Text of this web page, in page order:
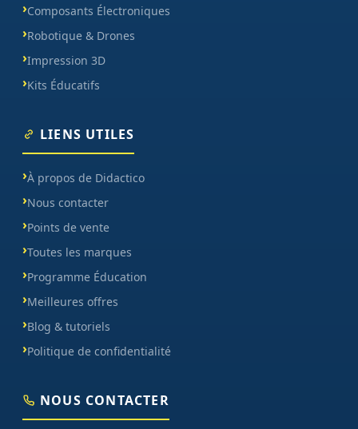
Composants Électroniques
Robotique & Drones
Impression 3D
Kits Éducatifs
LIENS UTILES
À propos de Didactico
Nous contacter
Points de vente
Toutes les marques
Programme Éducation
Meilleures offres
Blog & tutoriels
Politique de confidentialité
NOUS CONTACTER